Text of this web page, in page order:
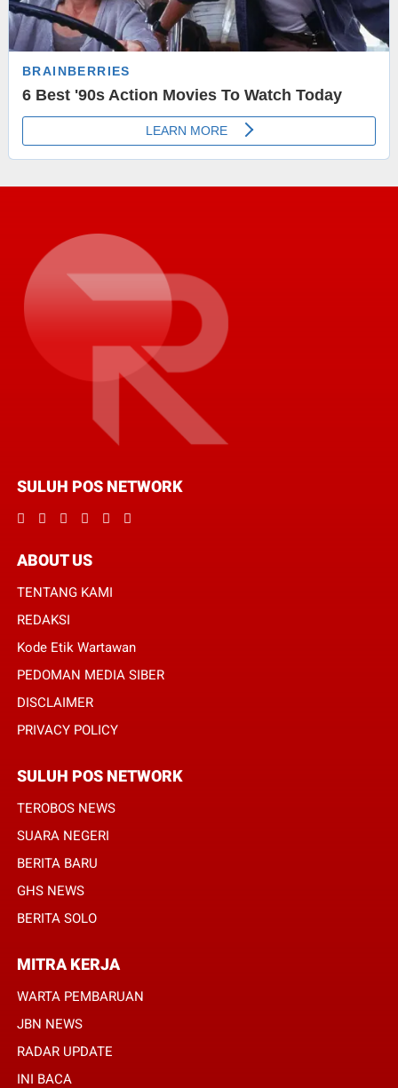
SULUH POS NETWORK
ABOUT US
TENTANG KAMI
REDAKSI
Kode Etik Wartawan
PEDOMAN MEDIA SIBER
DISCLAIMER
PRIVACY POLICY
SULUH POS NETWORK
TEROBOS NEWS
SUARA NEGERI
BERITA BARU
GHS NEWS
BERITA SOLO
MITRA KERJA
WARTA PEMBARUAN
JBN NEWS
RADAR UPDATE
INI BACA